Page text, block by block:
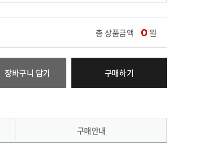
총 상품금액 0 원
장바구니 담기 구매하기
구매안내